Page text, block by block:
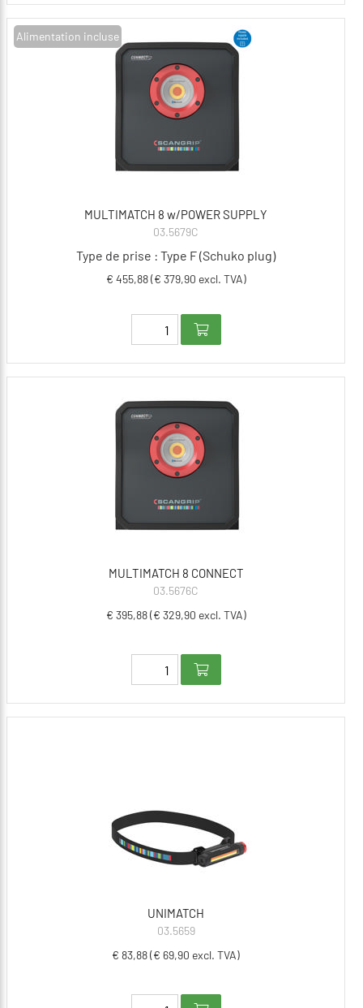
Alimentation incluse
MULTIMATCH 8 w/POWER SUPPLY
03.5679C
Type de prise : Type F (Schuko plug)
€ 455,88 (€ 379,90 excl. TVA)
MULTIMATCH 8 CONNECT
03.5676C
€ 395,88 (€ 329,90 excl. TVA)
UNIMATCH
03.5659
€ 83,88 (€ 69,90 excl. TVA)